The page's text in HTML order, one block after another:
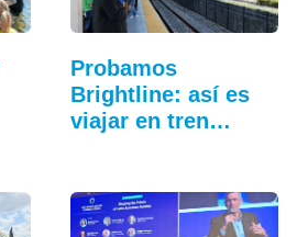
Probamos
Brightline: así es
viajar en tren